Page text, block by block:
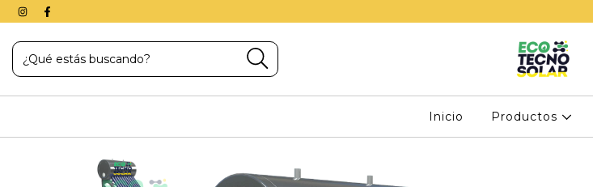
Inicio Productos